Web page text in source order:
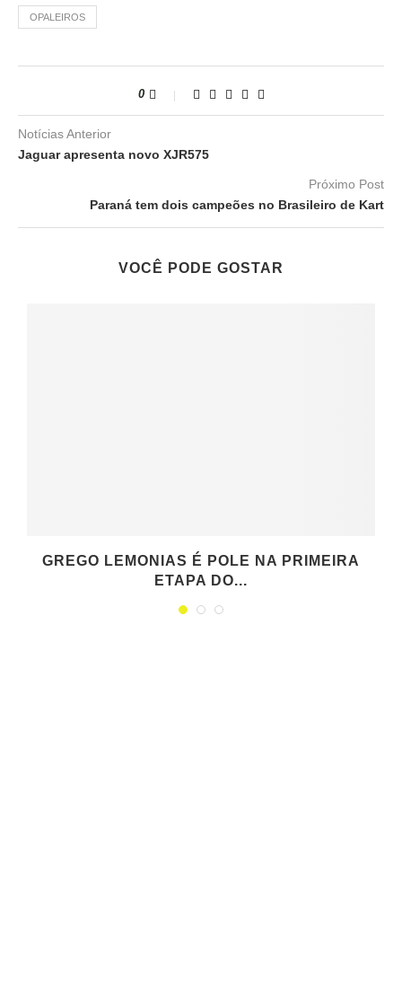
OPALEIROS
0
Notícias Anterior
Jaguar apresenta novo XJR575
Próximo Post
Paraná tem dois campeões no Brasileiro de Kart
VOCÊ PODE GOSTAR
GREGO LEMONIAS É POLE NA PRIMEIRA
ETAPA DO...